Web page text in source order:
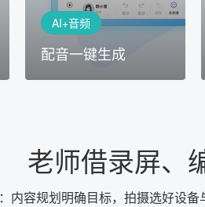
AI+音频
配音一键生成
老师借录屏、
内容规划明确目标，拍摄选好设